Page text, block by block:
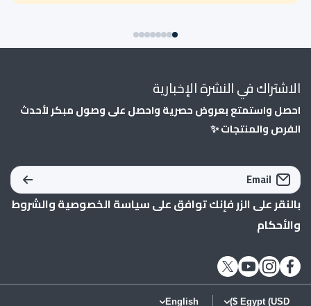
الاشتراك في النشرة الإخبارية
احصل واستمتع بعروض حصرية واحصل على وصول مبكر لأحدث
الفرص والمنتجات ✨
Email
بالنقر على الزر فإنك توافق علىسياسة الخصوصيةوالشروط
والأحكام
Egypt (USD $)
English